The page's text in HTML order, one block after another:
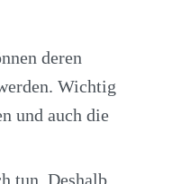
deren
Wichtig
und auch die
tun. Deshalb